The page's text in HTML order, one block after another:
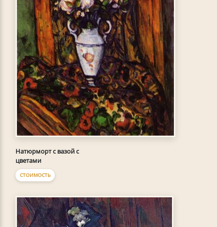
Натюрморт с вазой с
цветами
СТОИМОСТЬ